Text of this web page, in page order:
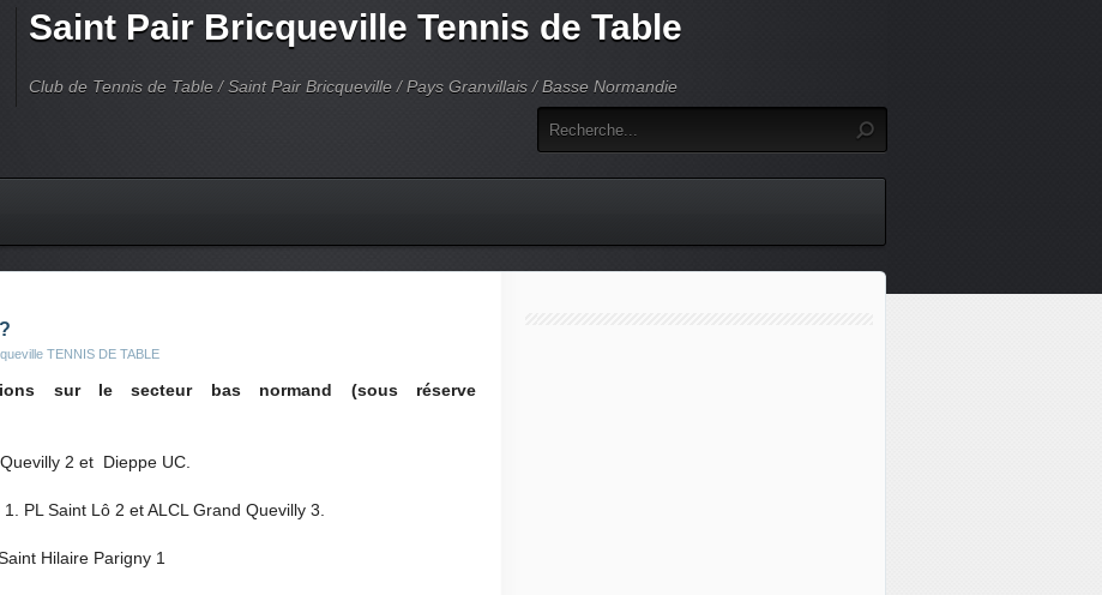
Saint Pair Bricqueville Tennis de Table
Club de Tennis de Table / Saint Pair Bricqueville / Pays Granvillais / Basse Normandie
TENNIS DE TABLE
sur le secteur bas normand (sous réserve
2 et Dieppe UC.
PL Saint Lô 2 et ALCL Grand Quevilly 3.
Hilaire Parigny 1